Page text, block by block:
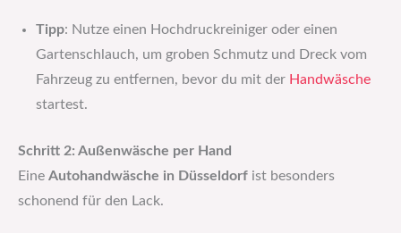
Tipp: Nutze einen Hochdruckreiniger oder einen
Gartenschlauch, um groben Schmutz und Dreck vom
Fahrzeug zu entfernen, bevor du mit der Handwäsche
startest.
Schritt 2: Außenwäsche per Hand
Eine Autohandwäsche in Düsseldorf ist besonders
schonend für den Lack.